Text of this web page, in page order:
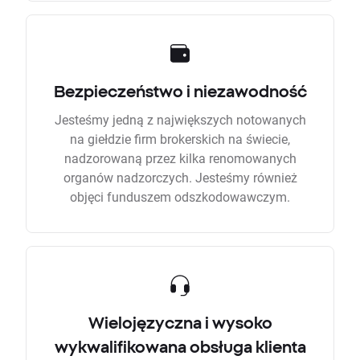
Bezpieczeństwo i niezawodność
Jesteśmy jedną z największych notowanych
na giełdzie firm brokerskich na świecie,
nadzorowaną przez kilka renomowanych
organów nadzorczych. Jesteśmy również
objęci funduszem odszkodowawczym.
Wielojęzyczna i wysoko
wykwalifikowana obsługa klienta